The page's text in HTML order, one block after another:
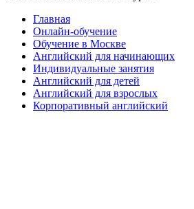
Главная
Онлайн-обучение
Обучение в Москве
Английский для начинающих
Индивидуальные занятия
Английский для детей
Английский для взрослых
Корпоративный английский